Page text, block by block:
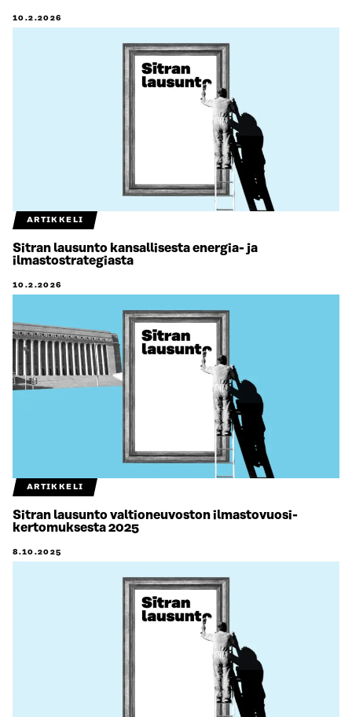
10.2.2026
ARTIKKELI
Sitran lausunto kansallisesta energia- ja
ilmastostrategiasta
10.2.2026
ARTIKKELI
Sitran lausunto valtioneuvoston ilmastovuosi­
kertomuksesta 2025
8.10.2025